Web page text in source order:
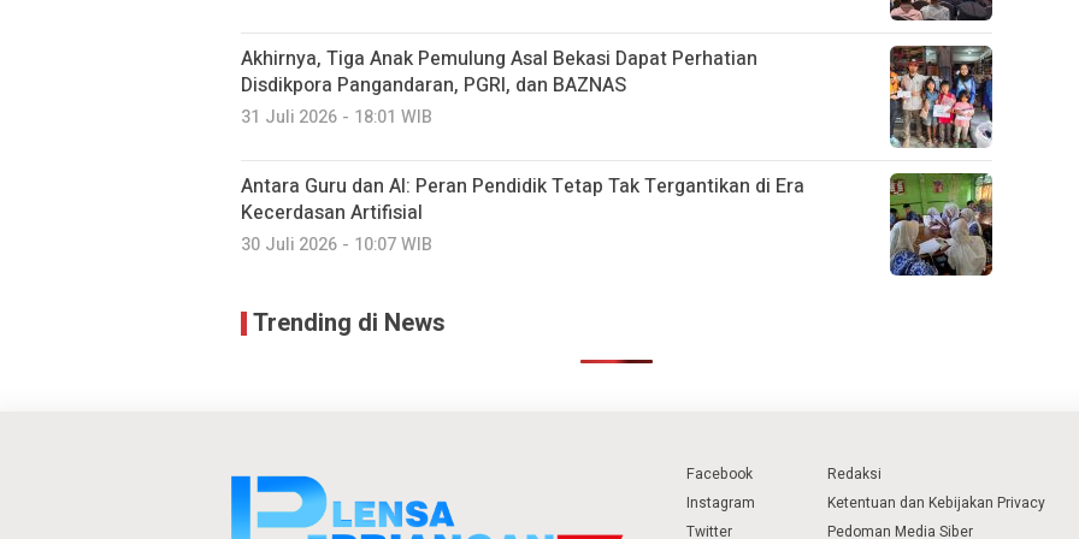
Akhirnya, Tiga Anak Pemulung Asal Bekasi Dapat Perhatian
Disdikpora Pangandaran, PGRI, dan BAZNAS
31 Juli 2026 - 18:01 WIB
Antara Guru dan AI: Peran Pendidik Tetap Tak Tergantikan di Era
Kecerdasan Artifisial
30 Juli 2026 - 10:07 WIB
Trending di News
Facebook
Instagram
Twitter
Redaksi
Ketentuan dan Kebijakan Privacy
Pedoman Media Siber